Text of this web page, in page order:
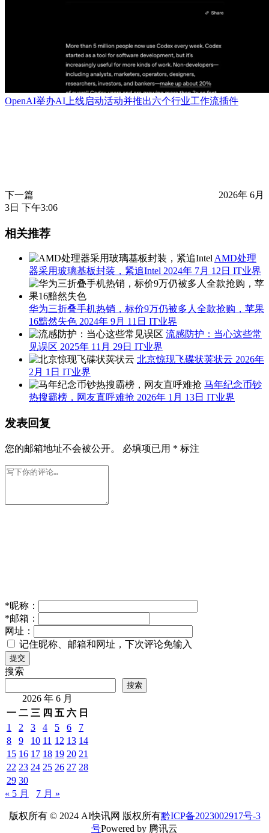
OpenAI举办AI上线启动活动并推出六个行业工作流插件
下一篇
2026年 6月
3日 下午3:06
相关推荐
AMD处理
器采用玻璃基板封装，紧追Intel 2024年 7月 12日 IT业界
华为三折叠手机热销，标价9万仍被多人全款抢购，苹果
16黯然失色 2024年 9月 11日 IT业界
流感防护：当心这些常
见误区 2025年 11月 29日 IT业界
北京惊现飞碟状荚状云 2026年
2月 1日 IT业界
马年纪念币钞
热搜霸榜，网友直呼难抢 2026年 1月 13日 IT业界
发表回复
您的邮箱地址不会被公开。 必填项已用 * 标注
*昵称：
*邮箱：
网址：
记住昵称、邮箱和网址，下次评论免输入
提交
搜索
搜索
2026 年 6 月
一 二 三 四 五 六 日
1
2 3 4 5 6
7
8
9 10 11 12 13 14
15 16 17 18 19 20 21
22 23 24 25 26 27 28
29 30
« 5 月
7 月 »
版权所有 © 2024 AI快讯网 版权所有黔ICP备2023002917号-3
号Powered by 腾讯云